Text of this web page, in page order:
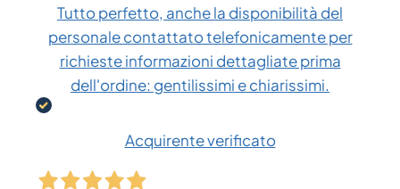
Tutto perfetto, anche la disponibilità del
personale contattato telefonicamente per
richieste informazioni dettagliate prima
dell'ordine: gentilissimi e chiarissimi.
Acquirente verificato